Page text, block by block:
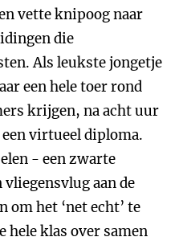
vette knipoog naar
die
Als leukste jongetje
een hele toer rond
krijgen, na acht uur
virtueel diploma.
- een zwarte
aan de
om het ‘net echt’ te
hele klas over samen